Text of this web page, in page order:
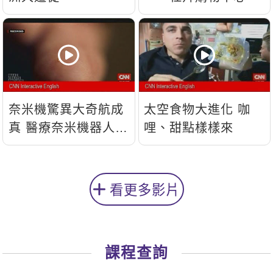
奈米機驚異大奇航成
真 醫療奈米機器人問
世
太空食物大進化 咖
哩、甜點樣樣來
看更多影片
課程查詢